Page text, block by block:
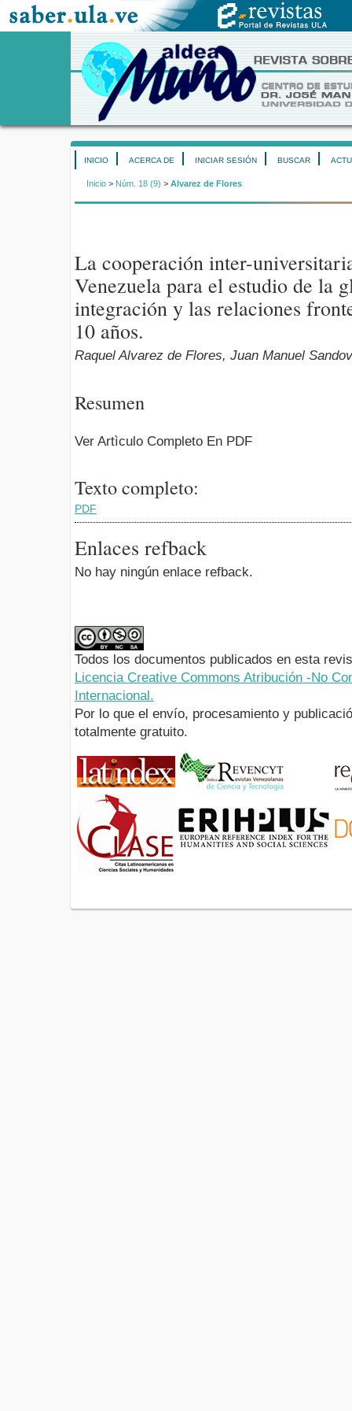
INICIO ACERCA DE INICIAR SESIÓN BUSCAR
Inicio > Núm. 18 (9) > Alvarez de Flores
La cooperación inter-
Venezuela para el estudio de la
integración y las relaciones
10 años.
Raquel Alvarez de Flores, Juan Manuel
Resumen
Ver Artìculo Completo En PDF
Texto completo:
PDF
Enlaces refback
No hay ningún enlace refback.
Todos los documentos publicados en esta
Licencia Creative Commons Atribución -No
Internacional.
Por lo que el envío, procesamiento y
totalmente gratuito.